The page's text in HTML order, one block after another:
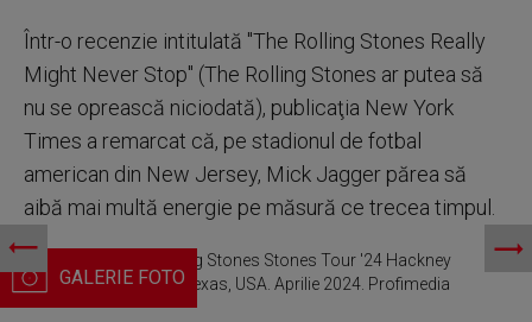
Într-o recenzie intitulată "The Rolling Stones Really
Might Never Stop" (The Rolling Stones ar putea să
nu se oprească niciodată), publicaţia New York
Times a remarcat că, pe stadionul de fotbal
american din New Jersey, Mick Jagger părea să
aibă mai multă energie pe măsură ce trecea timpul.
Mick Jagger. The Rolling Stones Stones Tour '24 Hackney
Diamonds, Houston, Texas, USA. Aprilie 2024. Profimedia